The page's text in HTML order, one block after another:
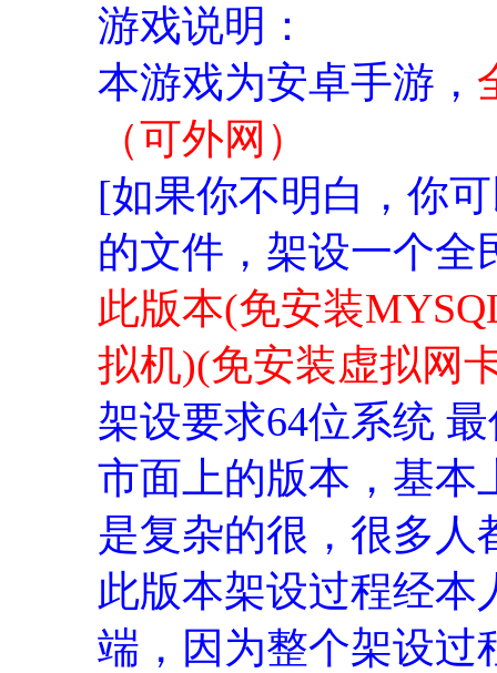
游戏说明：
本游戏为安卓手游，
（可外网）
[如果你不明白，你
的文件，架设一个全
此版本(免安装
拟机)(免安装虚拟网
架设要求64位系统
市面上的版本，基本
是复杂的很，很多人
此版本架设过程经本
端，因为整个架设过